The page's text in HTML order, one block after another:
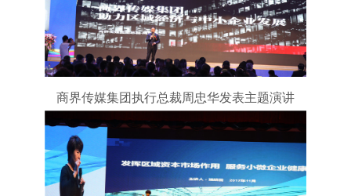
商界传媒集团执行总裁周忠华发表主题演讲